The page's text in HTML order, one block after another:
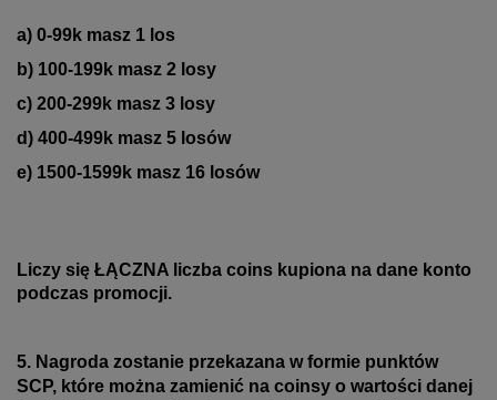
a) 0-99k masz 1 los
b) 100-199k masz 2 losy
c) 200-299k masz 3 losy
d) 400-499k masz 5 losów
e) 1500-1599k masz 16 losów
Liczy się ŁĄCZNA liczba coins kupiona na dane konto
podczas promocji.
5. Nagroda zostanie przekazana w formie punktów
SCP, które można zamienić na coinsy o wartości danej